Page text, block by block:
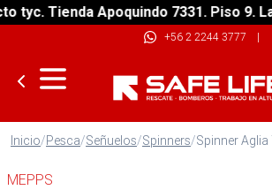
Tienda Apoquindo 7331. Piso 9. Las
+56 2 2244 3777 |
Inicio/Pesca/Señuelos/Spinners/Spinner Aglia
MEPPS